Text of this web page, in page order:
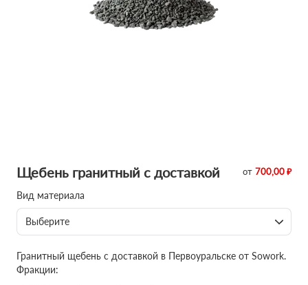
Щебень гранитный с доставкой от 700,00 ₽
Вид материала
Выберите
Гранитный щебень с доставкой в Первоуральске от Sowork.
Фракции: